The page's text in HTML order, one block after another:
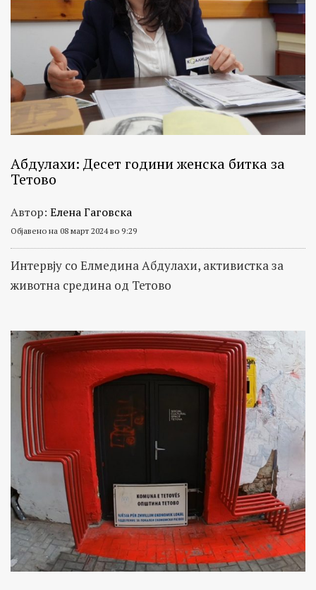
Абдулахи: Десет години женска битка за
Тетово
Автор: Елена Гаговска
Објавено на 08 март 2024 во 9:29
Интервју со Елмедина Абдулахи, активистка за
животна средина од Тетово